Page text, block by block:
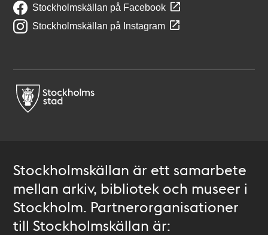
Stockholmskällan på Facebook
Stockholmskällan på Instagram
Stockholmskällan är ett samarbete
mellan arkiv, bibliotek och museer i
Stockholm. Partnerorganisationer
till Stockholmskällan är: